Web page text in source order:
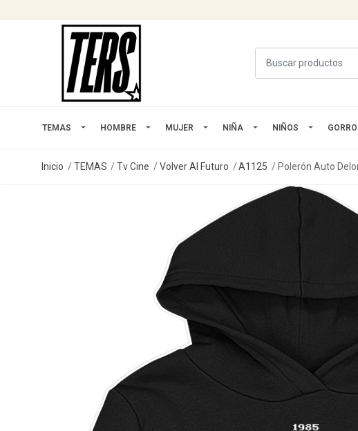
TEMAS HOMBRE MUJER NIÑA NIÑOS
Inicio TEMAS Tv Cine Volver Al Futuro A1125 Polerón Auto